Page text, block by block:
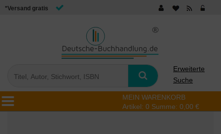
*Versand gratis
Erweiterte
Suche
MEIN WARENKORB
Artikel: 0 Summe: 0,00 €